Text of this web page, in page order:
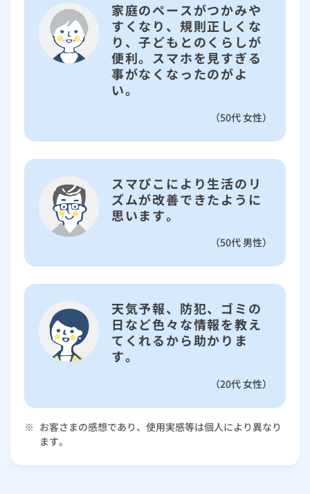
家庭のペースがつかみや
すくなり、規則正しくな
り、子どもとのくらしが
便利。スマホを見すぎる
事がなくなったのがよ
い。
（50代 女性）
スマぴこにより生活のリ
ズムが改善できたように
思います。
（50代 男性）
天気予報、防犯、ゴミの
日など色々な情報を教え
てくれるから助かりま
す。
（20代 女性）
※ お客さまの感想であり、使用実感等は個人により異なり
ます。